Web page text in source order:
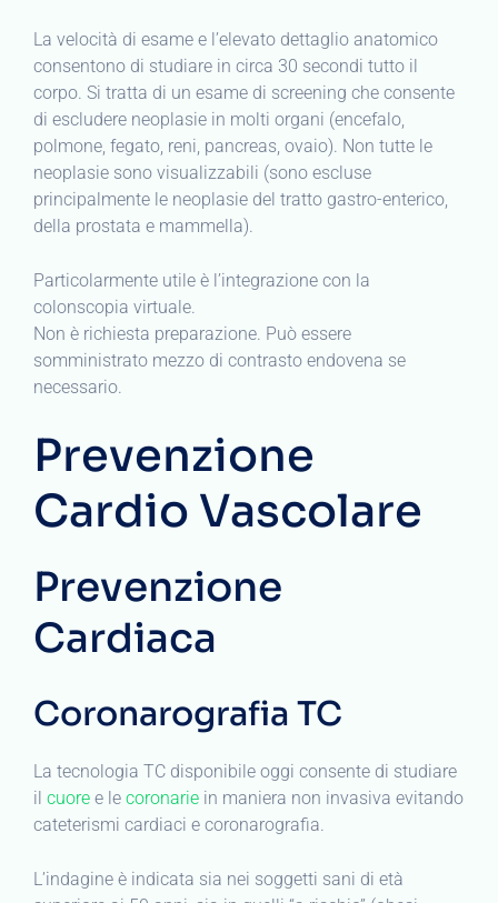
La velocità di esame e l’elevato dettaglio anatomico
consentono di studiare in circa 30 secondi tutto il
corpo. Si tratta di un esame di screening che consente
di escludere neoplasie in molti organi (encefalo,
polmone, fegato, reni, pancreas, ovaio). Non tutte le
neoplasie sono visualizzabili (sono escluse
principalmente le neoplasie del tratto gastro-enterico,
della prostata e mammella).
Particolarmente utile è l’integrazione con la
colonscopia virtuale.
Non è richiesta preparazione. Può essere
somministrato mezzo di contrasto endovena se
necessario.
Prevenzione
Cardio Vascolare
Prevenzione
Cardiaca
Coronarografia TC
La tecnologia TC disponibile oggi consente di studiare
il cuore e le coronarie in maniera non invasiva evitando
cateterismi cardiaci e coronarografia.
L’indagine è indicata sia nei soggetti sani di età